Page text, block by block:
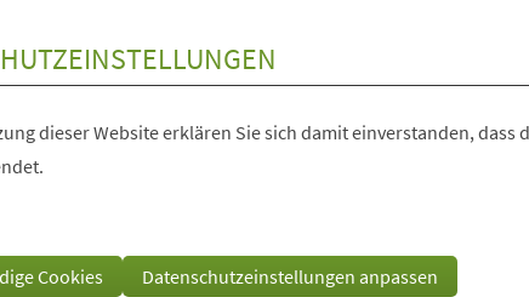
dieser Website erklären Sie sich damit einverstanden, dass
Cookies
Datenschutzeinstellungen anpassen